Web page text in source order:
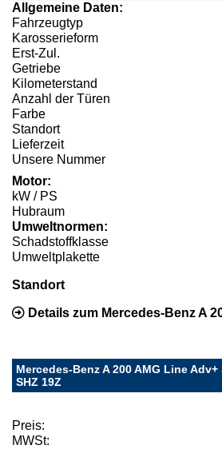
Allgemeine Daten:
Fahrzeugtyp
Karosserieform
Erst-Zul.
Getriebe
Kilometerstand
Anzahl der Türen
Farbe
Standort
Lieferzeit
Unsere Nummer
Motor:
kW / PS
Hubraum
Umweltnormen:
Schadstoffklasse
Umweltplakette
Standort
Details zum Mercedes-Benz A
Mercedes-Benz A 200 AMG Line
SHZ 19Z
Preis:
MWSt: